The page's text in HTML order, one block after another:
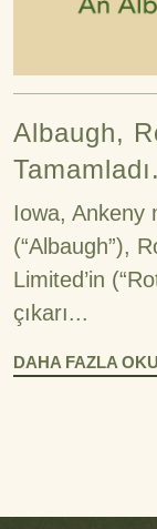
Albaugh,
Tamamladı.
Iowa, Ankeny
(“Albaugh”),
Limited’in
çıkarı...
DAHA FAZLA OKU